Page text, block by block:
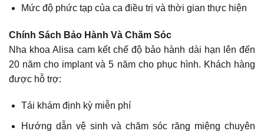
Mức độ phức tạp của ca điều trị và thời gian thực hiện
Chính Sách Bảo Hành Và Chăm Sóc
Nha khoa Alisa cam kết chế độ bảo hành dài hạn lên đến
20 năm cho implant và 5 năm cho phục hình. Khách hàng
được hỗ trợ:
Tái khám định kỳ miễn phí
Hướng dẫn vệ sinh và chăm sóc răng miệng chuyên